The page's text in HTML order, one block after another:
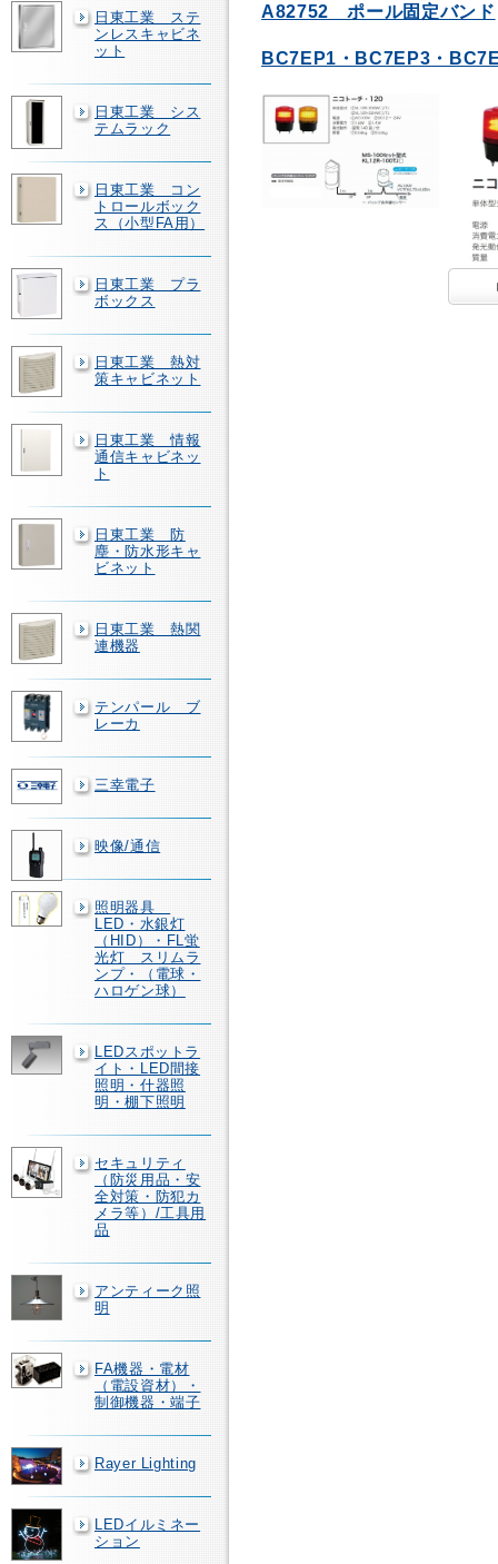
日東工業 ステ
ンレスキャビネ
ット
日東工業 シス
テムラック
日東工業 コン
トロールボック
ス（小型FA用）
日東工業 プラ
ボックス
日東工業 熱対
策キャビネット
日東工業 情報
通信キャビネッ
ト
日東工業 防
塵・防水形キャ
ビネット
日東工業 熱関
連機器
テンパール ブ
レーカ
三幸電子
映像/通信
照明器具
LED・水銀灯
（HID）・FL蛍
光灯 スリムラ
ンプ・（電球・
ハロゲン球）
LEDスポットラ
イト・LED間接
照明・什器照
明・棚下照明
セキュリティ
（防災用品・安
全対策・防犯カ
メラ等）/工具用
品
アンティーク照
明
FA機器・電材
（電設資材）・
制御機器・端子
Rayer Lighting
LEDイルミネー
ション
A82752 ポール固定バンド
BC7EP1・BC7EP3・